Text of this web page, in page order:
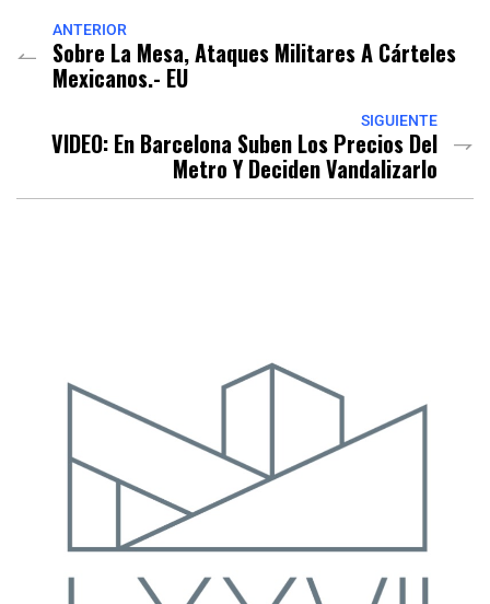
ANTERIOR
Sobre La Mesa, Ataques Militares A Cárteles
Mexicanos.- EU
SIGUIENTE
VIDEO: En Barcelona Suben Los Precios Del
Metro Y Deciden Vandalizarlo